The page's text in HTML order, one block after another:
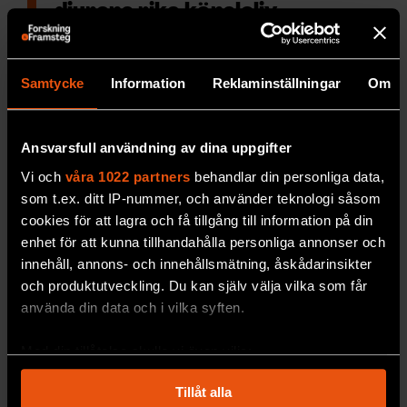
Samtycke Information Reklaminställningar Om
Ansvarsfull användning av dina uppgifter
Vi och våra 1022 partners behandlar din personliga data,
som t.ex. ditt IP-nummer, och använder teknologi såsom
cookies för att lagra och få tillgång till information på din
enhet för att kunna tillhandahålla personliga annonser och
innehåll, annons- och innehållsmätning, åskådarinsikter
och produktutveckling. Du kan själv välja vilka som får
använda din data och i vilka syften.
Med din tillåtelse skulle vi även vilja:
som kan ha en noggrannhet på upp till flera meter
Tillåt alla
djurens rika känsloliv
Inga känslor är
unika för vår art. Glädje, sorg,
stolthet och hat återfinns hos många andra
djur. Genom att studera djurens känsloliv kan
vi förstå oss själva bättre, menar forskaren och
MILJÖ & KLIMAT